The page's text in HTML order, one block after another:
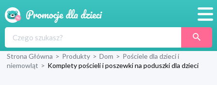
Produkty
Strona Główna > Produkty > Dom > Pościele dla dzieci i
niemowląt > Komplety pościeli i poszewki na poduszki dla dzieci